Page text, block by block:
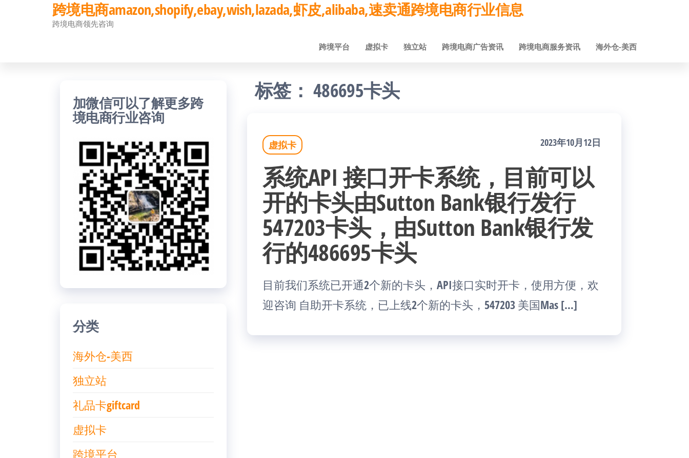
跨境电商amazon,shopify,ebay,wish,lazada,虾皮,alibaba,速卖通跨境电商行业信息
跨境电商领先咨询
跨境平台 虚拟卡 独立站 跨境电商广告资讯 跨境电商服务资讯 海外仓-美西
标签：486695卡头
虚拟卡 2023年10月12日
系统API 接口开卡系统，目前可以
开的卡头由Sutton Bank银行发行
547203卡头，由Sutton Bank银行发
行的486695卡头
目前我们系统已开通2个新的卡头，API接口实时开卡，使用方便，欢
迎咨询 自助开卡系统，已上线2个新的卡头，547203 美国Mas […]
加微信可以了解更多跨
境电商行业咨询
分类
海外仓-美西
独立站
礼品卡giftcard
虚拟卡
跨境平台